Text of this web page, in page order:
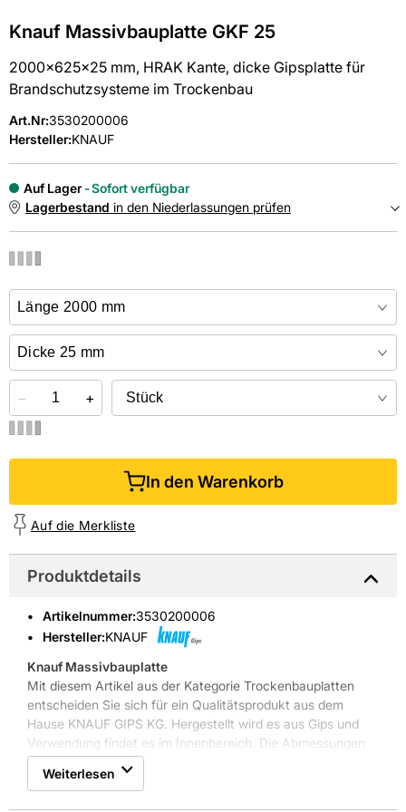
Knauf Massivbauplatte GKF 25
2000x625x25 mm, HRAK Kante, dicke Gipsplatte für
Brandschutzsysteme im Trockenbau
Art.Nr:3530200006
Hersteller:KNAUF
Auf Lager
Sofort verfügbar
Lagerbestand in den Niederlassungen prüfen
Online kaufen &
− +
In den Warenkorb
Auf die Merkliste
Produktdetails
Artikelnummer:3530200006
Hersteller:KNAUF
Knauf Massivbauplatte
Mit diesem Artikel aus der Kategorie Trockenbauplatten
entscheiden Sie sich für ein Qualitätsprodukt aus dem
Hause KNAUF GIPS KG. Hergestellt wird es aus Gips und
Verwendung findet es im Innenbereich. Die Abmessungen
des Produkts betragen 200 cm x 62,5 cm x 2,5 cm, bei
einer Materialstärke von 25 mm. Die Farbe des Artikels ist
Weiterlesen